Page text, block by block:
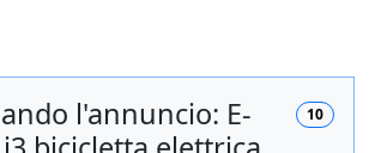
10
l'annuncio: E-